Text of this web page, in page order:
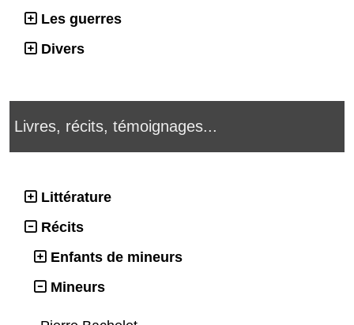
Les guerres
Divers
Livres, récits, témoignages...
Littérature
Récits
Enfants de mineurs
Mineurs